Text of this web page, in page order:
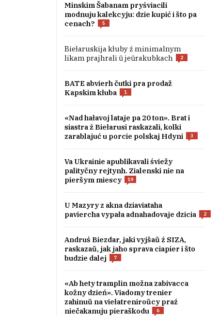
Minskim Šabanam pryśviacili
modnuju kalekcyju: dzie kupić i što pa
cenach?
5
Biełaruskija kłuby ź minimalnym
likam prajhrali ŭ jeŭrakubkach
2
BATE abvierh čutki pra prodaž
Kapskim kłuba
1
«Nad hałavoj lataje pa 20 ton». Brat i
siastra ź Biełarusi raskazali, kolki
zarablajuć u porcie polskaj Hdyni
3
Va Ukrainie apublikavali śviežy
palityčny rejtynh. Zialenski nie na
pieršym miescy
19
U Mazyry z akna dziaviataha
paviercha vypała adnahadovaje dzicia
2
Andruś Biezdar, jaki vyjšaŭ ź SIZA,
raskazaŭ, jak jaho sprava ciapier i što
budzie dalej
7
«Ab hety tramplin možna zabivacca
kožny dzień». Viadomy trenier
zahinuŭ na viełatreniroŭcy praź
niečakanuju pieraškodu
6